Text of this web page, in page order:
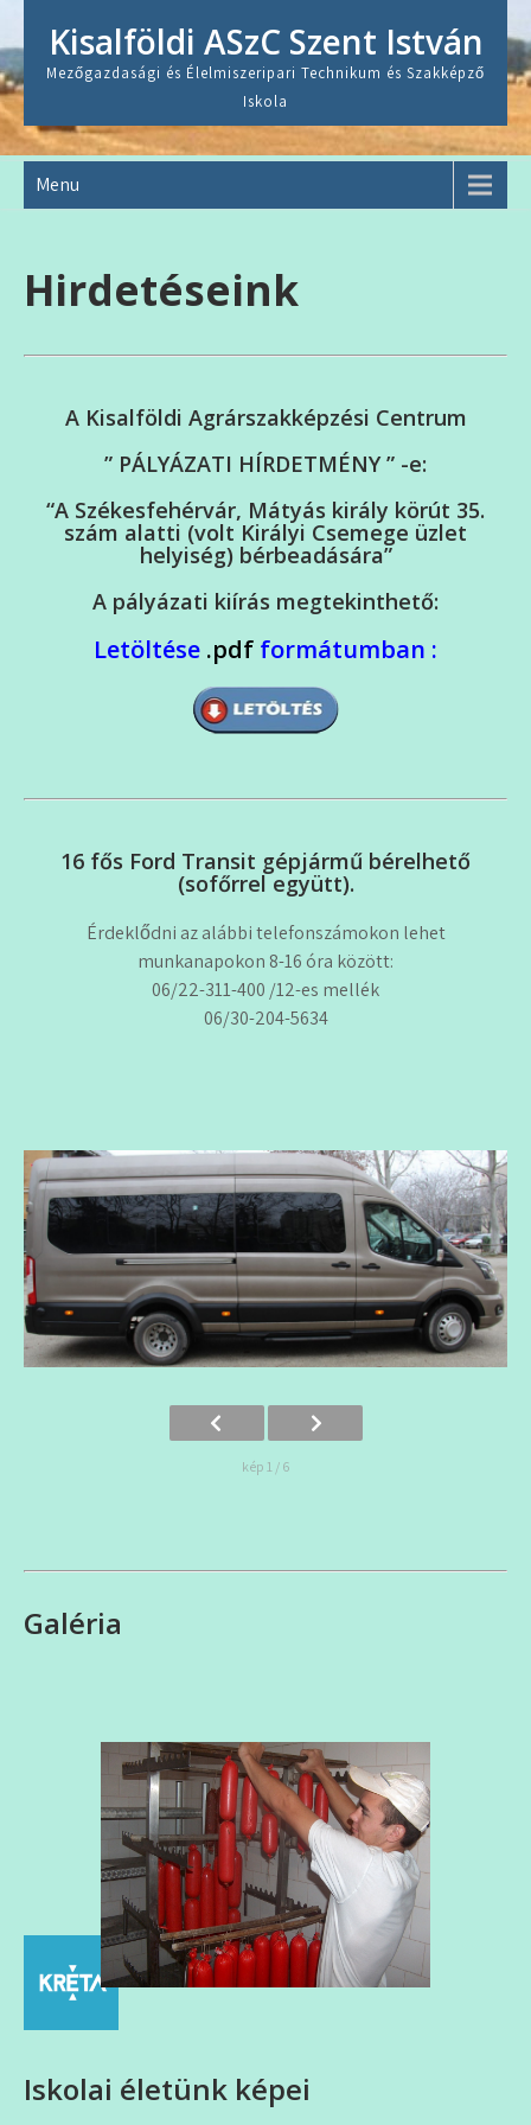
content
Kisalföldi ASzC Szent István
Mezőgazdasági és Élelmiszeripari Technikum és Szakképző
Iskola
Menu
Hirdetéseink
A Kisalföldi Agrárszakképzési Centrum
” PÁLYÁZATI HÍRDETMÉNY ” -e:
“A Székesfehérvár, Mátyás király körút 35.
szám alatti (volt Királyi Csemege üzlet
helyiség) bérbeadására”
A pályázati kiírás megtekinthető:
Letöltése .pdf formátumban :
16 fős Ford Transit gépjármű bérelhető
(sofőrrel együtt).
Érdeklődni az alábbi telefonszámokon lehet
munkanapokon 8-16 óra között:
06/22-311-400 /12-es mellék
06/30-204-5634
kép 1 / 6
Galéria
Iskolai életünk képei